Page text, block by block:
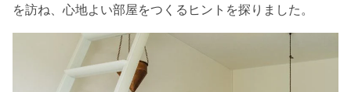
を訪ね、心地よい部屋をつくるヒントを探りました。